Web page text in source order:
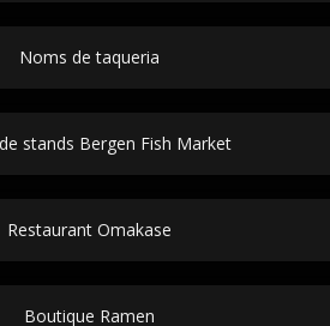
Noms de taqueria
stands Bergen Fish Market
Restaurant Omakase
Boutique Ramen